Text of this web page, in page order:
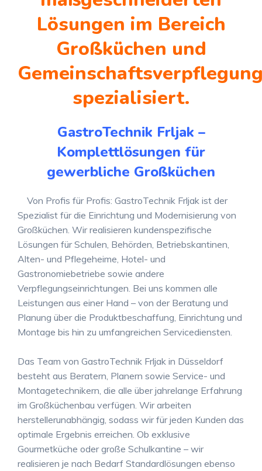
Lösungen im Bereich
Großküchen und
spezialisiert.
GastroTechnik Frljak –
Komplettlösungen für
gewerbliche Großküchen
Von Profis für Profis: GastroTechnik Frljak ist der
Spezialist für die Einrichtung und Modernisierung von
Großküchen. Wir realisieren kundenspezifische
Lösungen für Schulen, Behörden, Betriebskantinen,
Alten- und Pflegeheime, Hotel- und
Gastronomiebetriebe sowie andere
Verpflegungseinrichtungen. Bei uns kommen alle
Leistungen aus einer Hand – von der Beratung und
Planung über die Produktbeschaffung, Einrichtung und
Montage bis hin zu umfangreichen Servicediensten.
Das Team von GastroTechnik Frljak in Düsseldorf
besteht aus Beratern, Planern sowie Service- und
Montagetechnikern, die alle über jahrelange Erfahrung
im Großküchenbau verfügen. Wir arbeiten
herstellerunabhängig, sodass wir für jeden Kunden das
optimale Ergebnis erreichen. Ob exklusive
Gourmetküche oder große Schulkantine – wir
realisieren je nach Bedarf Standardlösungen ebenso